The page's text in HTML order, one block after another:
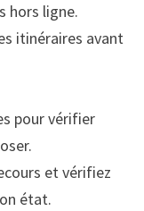
hors ligne.
itinéraires avant
pour vérifier
et vérifiez
état.